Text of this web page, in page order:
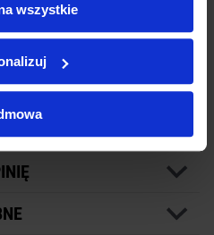
wszystkie
można stosować bezpośrednio